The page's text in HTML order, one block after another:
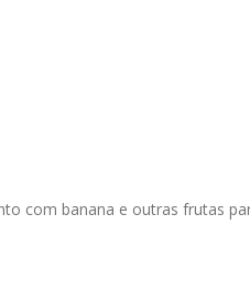
com banana e outras frutas